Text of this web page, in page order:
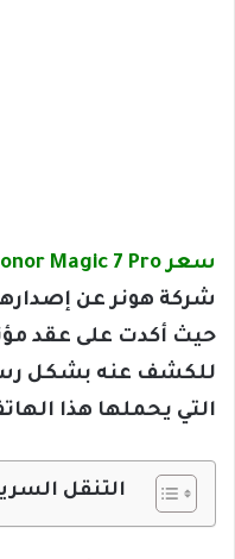
سعر Honor Magic 7 Pro في السعودية
للكشف عنه بشكل
التي يحملها هذا
التنقل